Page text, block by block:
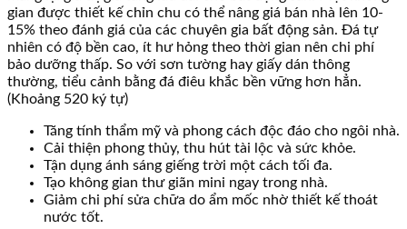
gian được thiết kế chỉn chu có thể nâng giá bán nhà lên 10-
15% theo đánh giá của các chuyên gia bất động sản. Đá tự
nhiên có độ bền cao, ít hư hỏng theo thời gian nên chi phí
bảo dưỡng thấp. So với sơn tường hay giấy dán thông
thường, tiểu cảnh bằng đá điêu khắc bền vững hơn hẳn.
(Khoảng 520 ký tự)
Tăng tính thẩm mỹ và phong cách độc đáo cho ngôi nhà.
Cải thiện phong thủy, thu hút tài lộc và sức khỏe.
Tận dụng ánh sáng giếng trời một cách tối đa.
Tạo không gian thư giãn mini ngay trong nhà.
Giảm chi phí sửa chữa do ẩm mốc nhờ thiết kế thoát
nước tốt.